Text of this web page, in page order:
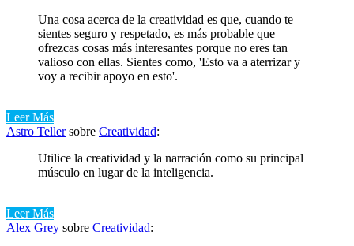
Una cosa acerca de la creatividad es que, cuando te
sientes seguro y respetado, es más probable que
ofrezcas cosas más interesantes porque no eres tan
valioso con ellas. Sientes como, 'Esto va a aterrizar y
voy a recibir apoyo en esto'.
Leer Más
Astro Tellersobre Creatividad:
Utilice la creatividad y la narración como su principal
músculo en lugar de la inteligencia.
Leer Más
Alex Grey sobre Creatividad: